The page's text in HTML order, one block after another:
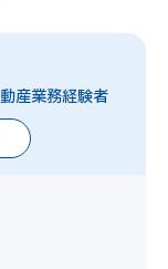
産業務経験者